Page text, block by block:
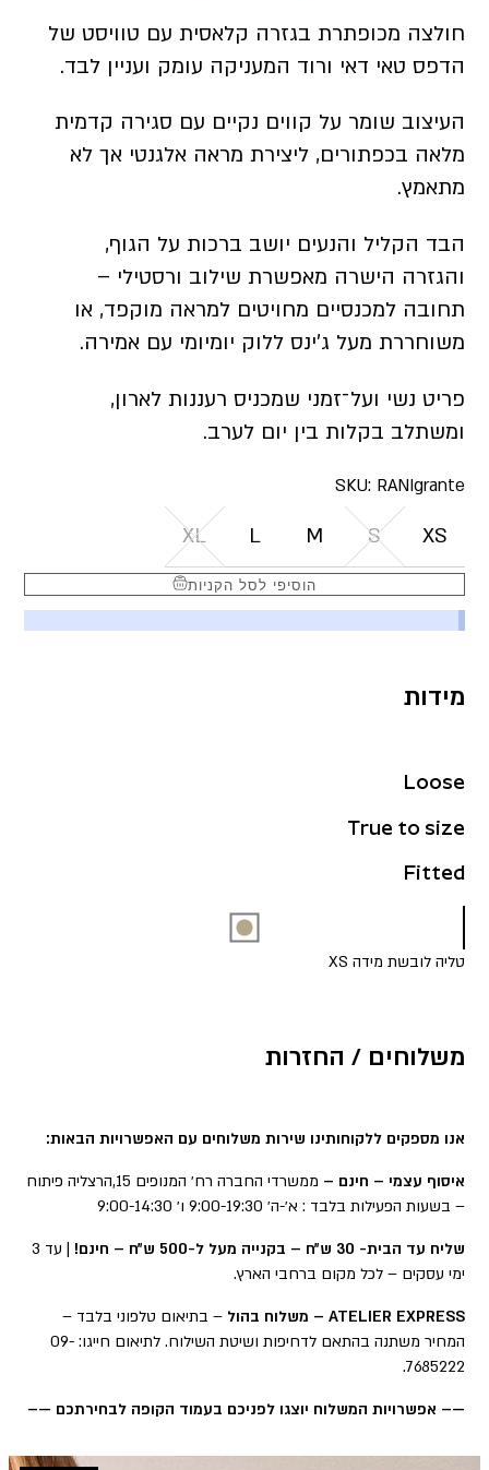
חולצה מכופתרת בגזרה קלאסית עם טוויסט של
הדפס טאי דאי ורוד המעניקה עומק ועניין לבד.
העיצוב שומר על קווים נקיים עם סגירה קדמית
מלאה בכפתורים, ליצירת מראה אלגנטי אך לא
מתאמץ.
הבד הקליל והנעים יושב ברכות על הגוף,
והגזרה הישרה מאפשרת שילוב ורסטילי –
תחובה למכנסיים מחויטים למראה מוקפד, או
משוחררת מעל ג’ינס ללוק יומיומי עם אמירה.
פריט נשי ועל־זמני שמכניס רעננות לארון,
ומשתלב בקלות בין יום לערב.
SKU: RANIgrante
XS
S
M
L
XL
הוסיפי לסל הקניות
מידות
Loose
True to size
Fitted
טליה לובשת מידה XS
משלוחים / החזרות
אנו מספקים ללקוחותינו שירות משלוחים עם האפשרויות הבאות:
איסוף עצמי – חינם –
ממשרדי החברה רח׳ המנופים 15,הרצליה פיתוח
– בשעות הפעילות בלבד : א׳-ה׳ 9:00-19:30 ו׳ 9:00-14:30
שליח עד הבית- 30 ש״ח – בקנייה מעל ל-500 ש״ח – חינם!
| עד 3
ימי עסקים – לכל מקום ברחבי הארץ.
ATELIER EXPRESS – משלוח בהול
– בתיאום טלפוני בלבד –
המחיר משתנה בהתאם לדחיפות ושיטת השילוח. לתיאום חייגו: 09-
7685222.
—– אפשרויות המשלוח יוצגו לפניכם בעמוד הקופה לבחירתכם —–